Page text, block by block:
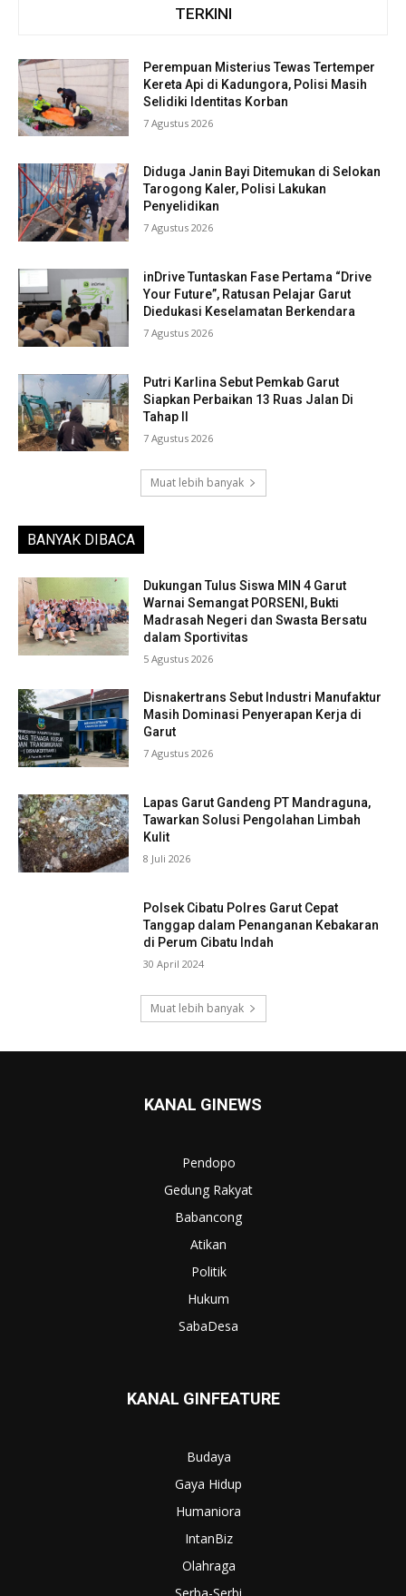
TERKINI
Perempuan Misterius Tewas Tertemper
Kereta Api di Kadungora, Polisi Masih
Selidiki Identitas Korban
7 Agustus 2026
Diduga Janin Bayi Ditemukan di Selokan
Tarogong Kaler, Polisi Lakukan
Penyelidikan
7 Agustus 2026
inDrive Tuntaskan Fase Pertama “Drive
Your Future”, Ratusan Pelajar Garut
Diedukasi Keselamatan Berkendara
7 Agustus 2026
Putri Karlina Sebut Pemkab Garut
Siapkan Perbaikan 13 Ruas Jalan Di
Tahap II
7 Agustus 2026
Muat lebih banyak
BANYAK DIBACA
Dukungan Tulus Siswa MIN 4 Garut
Warnai Semangat PORSENI, Bukti
Madrasah Negeri dan Swasta Bersatu
dalam Sportivitas
5 Agustus 2026
Disnakertrans Sebut Industri Manufaktur
Masih Dominasi Penyerapan Kerja di
Garut
7 Agustus 2026
Lapas Garut Gandeng PT Mandraguna,
Tawarkan Solusi Pengolahan Limbah
Kulit
8 Juli 2026
Polsek Cibatu Polres Garut Cepat
Tanggap dalam Penanganan Kebakaran
di Perum Cibatu Indah
30 April 2024
Muat lebih banyak
KANAL GINEWS
Pendopo
Gedung Rakyat
Babancong
Atikan
Politik
Hukum
SabaDesa
KANAL GINFEATURE
Budaya
Gaya Hidup
Humaniora
IntanBiz
Olahraga